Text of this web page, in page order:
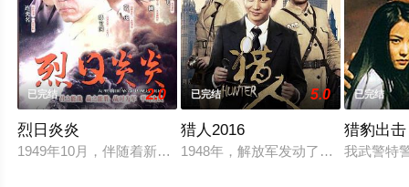
已完结 2.0
烈日炎炎
1949年10月，伴随着新中国成立的礼炮声，中国人民解放军进
已完结 5.0
猎人2016
1948年，解放军发动了辽沈战役，
已完结
猎豹出击
我武警特